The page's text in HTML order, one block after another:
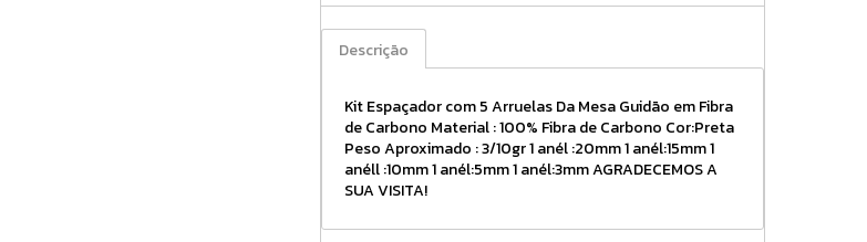
Descrição
Kit Espaçador com 5 Arruelas Da Mesa Guidão em Fibra
de Carbono Material : 100% Fibra de Carbono Cor:Preta
Peso Aproximado : 3/10gr 1 anél :20mm 1 anél:15mm 1
anéll :10mm 1 anél:5mm 1 anél:3mm AGRADECEMOS A
SUA VISITA!